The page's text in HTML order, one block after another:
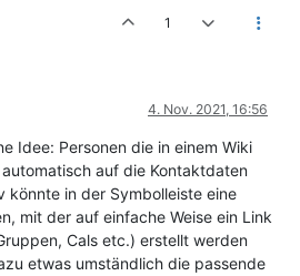
1
4. Nov. 2021, 16:56
Idee: Personen die in einem Wiki
auf die Kontaktdaten
könnte in der Symbolleiste eine
mit der auf einfache Weise ein Link
Cals etc.) erstellt werden
etwas umständlich die passende